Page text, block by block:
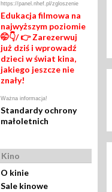
https://panel.nhef.pl/zgloszenie
Edukacja filmowa na
najwyższym poziomie
🤭👇/ 👉 Zarezerwuj
już dziś i wprowadź
dzieci w świat kina,
jakiego jeszcze nie
znały!
Ważna informacja!
Standardy ochrony
małoletnich
Kino
O kinie
Sale kinowe